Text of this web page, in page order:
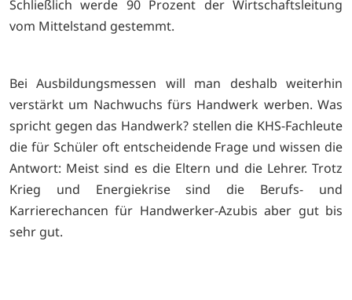
Schließlich werde 90 Prozent der Wirtschaftsleitung
vom Mittelstand gestemmt.
Bei Ausbildungsmessen will man deshalb weiterhin
verstärkt um Nachwuchs fürs Handwerk werben. Was
spricht gegen das Handwerk? stellen die KHS-Fachleute
die für Schüler oft entscheidende Frage und wissen die
Antwort: Meist sind es die Eltern und die Lehrer. Trotz
Krieg und Energiekrise sind die Berufs- und
Karrierechancen für Handwerker-Azubis aber gut bis
sehr gut.